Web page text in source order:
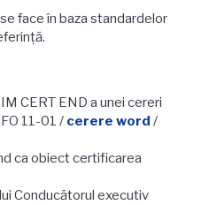
face în baza standardelor
CERT END a unei cereri
11-01 / cerere word /
ca obiect certificarea
Conducătorul executiv